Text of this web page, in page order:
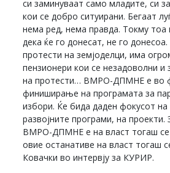
си заминуваат само младите, си
кои се добро ситуирани. Бегаат
нема ред, нема правда. Токму тоа
дека ќе го донесат, не го
протести на земјоделци, има
пензионери кои се незадоволни и
на протести… ВМРО-ДПМНЕ е во
финиширање на програмата за
избори. Ќе бида даден фокусот на
развојните програми, на проекти.
ВМРО-ДПМНЕ е на власт тогаш се
овие останативе на власт тогаш
Ковачки во интервју за КУРИР.